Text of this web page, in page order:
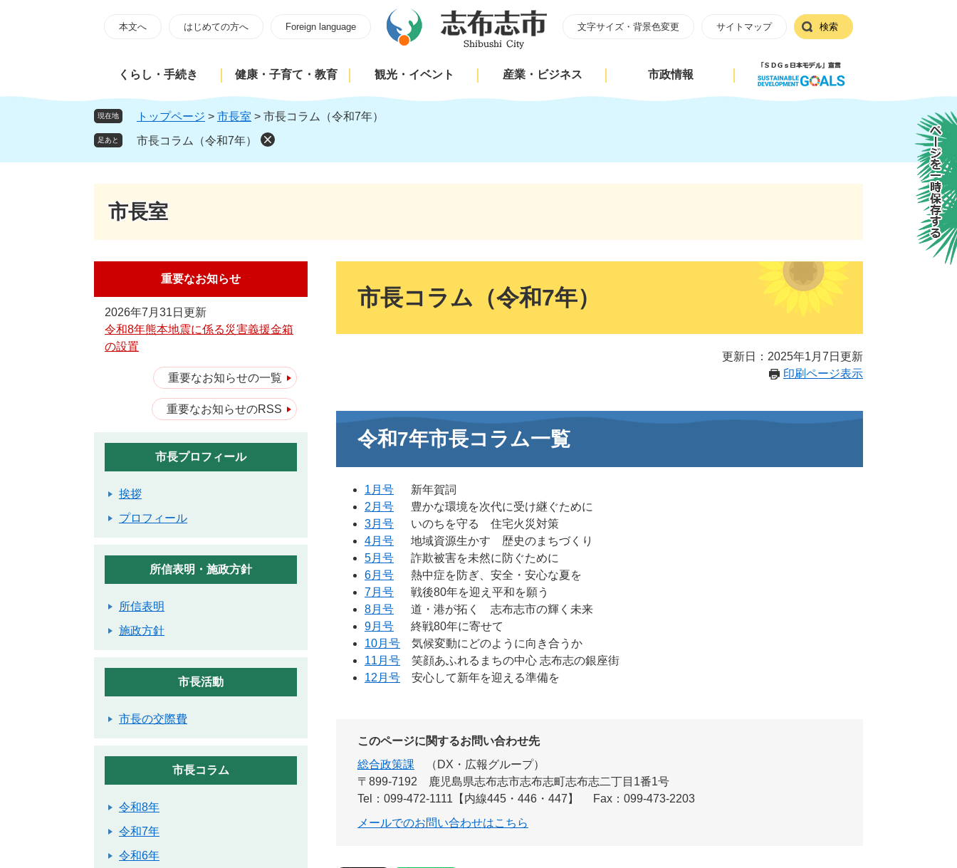
頭
飛
本
本文へ はじめての方へ Foreign language 文字サイズ・背景色変更 サイトマップ 検索
くらし・手続き 健康・子育て・教育 観光・イベント 産業・ビジネス 市政情報
現在地 トップページ > 市長室 > 市長コラム（令和7年）
足あと 市長コラム（令和7年）
市長室
市長コラム（令和7年）
更新日：2025年1月7日更新
印刷ページ表示
令和7年市長コラム一覧
1月号 新年賀詞
2月号 豊かな環境を次代に受け継ぐために
3月号 いのちを守る 住宅火災対策
4月号 地域資源生かす 歴史のまちづくり
5月号 詐欺被害を未然に防ぐために
6月号 熱中症を防ぎ、安全・安心な夏を
7月号 戦後80年を迎え平和を願う
8月号 道・港が拓く 志布志市の輝く未来
9月号 終戦80年に寄せて
10月号 気候変動にどのように向き合うか
11月号 笑顔あふれるまちの中心 志布志の銀座街
12月号 安心して新年を迎える準備を
このページに関するお問い合わせ先
総合政策課
DX・広報グループ
〒899‐7192
鹿児島県志布志市志布志町志布志二丁目1番1号
Tel：099-472-1111【内線445・446・447】
Fax：099-473-2203
メールでのお問い合わせはこちら
重要なお知らせ
2026年7月31日更新
令和8年熊本地震に係る災害義援金箱
の設置
重要なお知らせの一覧
重要なお知らせのRSS
市長プロフィール
挨拶
プロフィール
所信表明・施政方針
所信表明
施政方針
市長活動
市長の交際費
市長コラム
令和8年
令和7年
令和6年
ページを一時保存する